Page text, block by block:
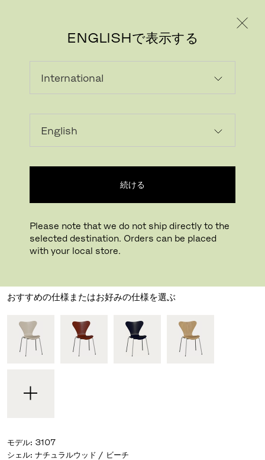
ENGLISHで表示する
続ける
Please note that we do not ship directly to the
selected destination. Orders can be placed
with your local store.
セブンチェア 椅子
おすすめの仕様またはお好みの仕様を選ぶ
モデル: 3107
シェル: ナチュラルウッド / ビーチ